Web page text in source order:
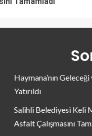
Haymana’nın
Yatırıldı
Salihli Belediyesi Keli
Asfalt Çalışmasını